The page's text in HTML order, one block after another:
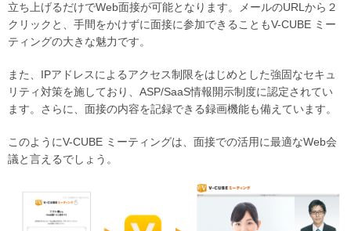
立ち上げるだけでWeb面接が可能となります。メールのURLから２
クリックと、手間をかけずに面接に参加できることもV-CUBE ミー
ティングの大きな魅力です。
また、IPアドレスによるアクセス制限をはじめとした強固なセキュ
リティ対策を施しており、ASP/SaaS情報開示制度に認定されてい
ます。さらに、面接の内容を記録できる録画機能も備えています。
このようにV-CUBE ミーティングは、面接での活用に最適なWeb会
議と言えるでしょう。